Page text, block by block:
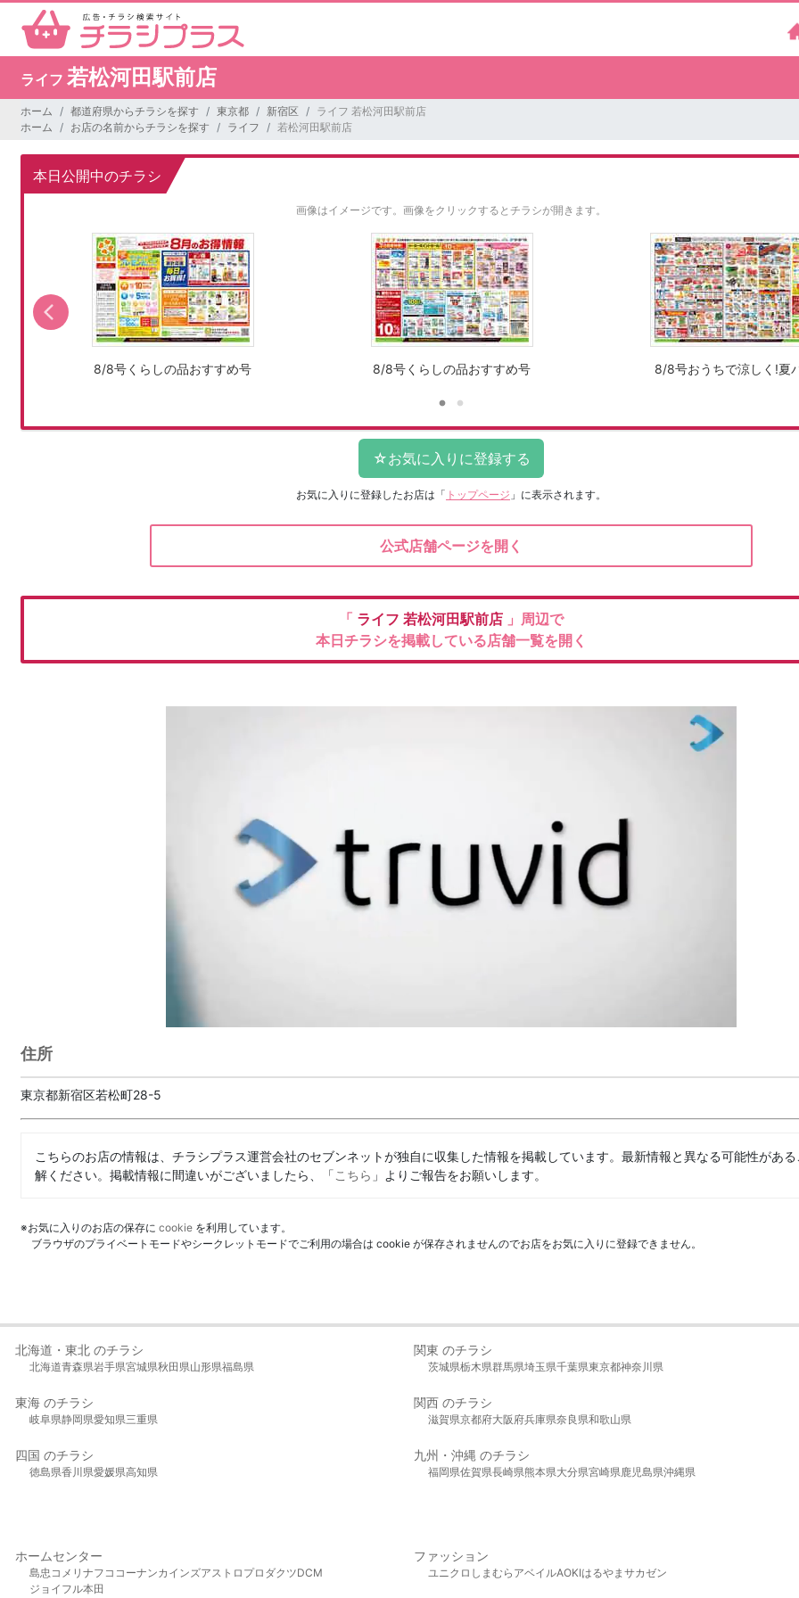
ライフ 若松河田駅前店
ホーム 都道府県からチラシを探す 東京都 新宿区
ライフ 若松河田駅前店
ホーム
お店の名前からチラシを探す ライフ 若松河田駅前店
本日公開中のチラシ
画像はイメージです。 画像をクリックするとチラシが開きます。
8/8号くらしの品おすすめ号 8/8号くらしの品おすすめ号 8/8号おうちで涼しく!夏
お気に入りに登録したお店は 「 トップページ 」に表示されます。
公式店舗ページを開く
「 ライフ 若松河田駅前店 」周辺で
本日チラシを掲載している店舗一覧を開く
住所
東京都新宿区若松町28-5
こちらのお店の情報は、チラシプラス運営会社のセブンネットが独自に収集した情報を掲載しています。最新情報と異なる可能性があ
解ください。掲載情報に間違いがございましたら、「こちら 」よりご報告をお願いします。
※お気に入りのお店の保存に cookie を利用しています。
ブラウザのプライベートモードやシークレットモードでご利用の場合は cookie が保存されませんのでお店をお気に入りに登録できません。
北海道・東北 のチラシ
北海道青森県岩手県宮城県秋田県山形県福島県
関東 のチラシ
茨城県栃木県群馬県埼玉県千葉県東京都神奈川県
東海 のチラシ
岐阜県静岡県愛知県三重県
関西 のチラシ
滋賀県京都府大阪府兵庫県奈良県和歌山県
四国 のチラシ
徳島県香川県愛媛県高知県
九州・沖縄 のチラシ
福岡県佐賀県長崎県熊本県大分県宮崎県鹿児島県沖縄県
ホームセンター
島忠 コメリ ナフコ コーナンカインズアストロプロダクツDCM
ジョイフル本田
ファッション
ユニクロ しまむら アベイルAOKIはるやま サカゼン